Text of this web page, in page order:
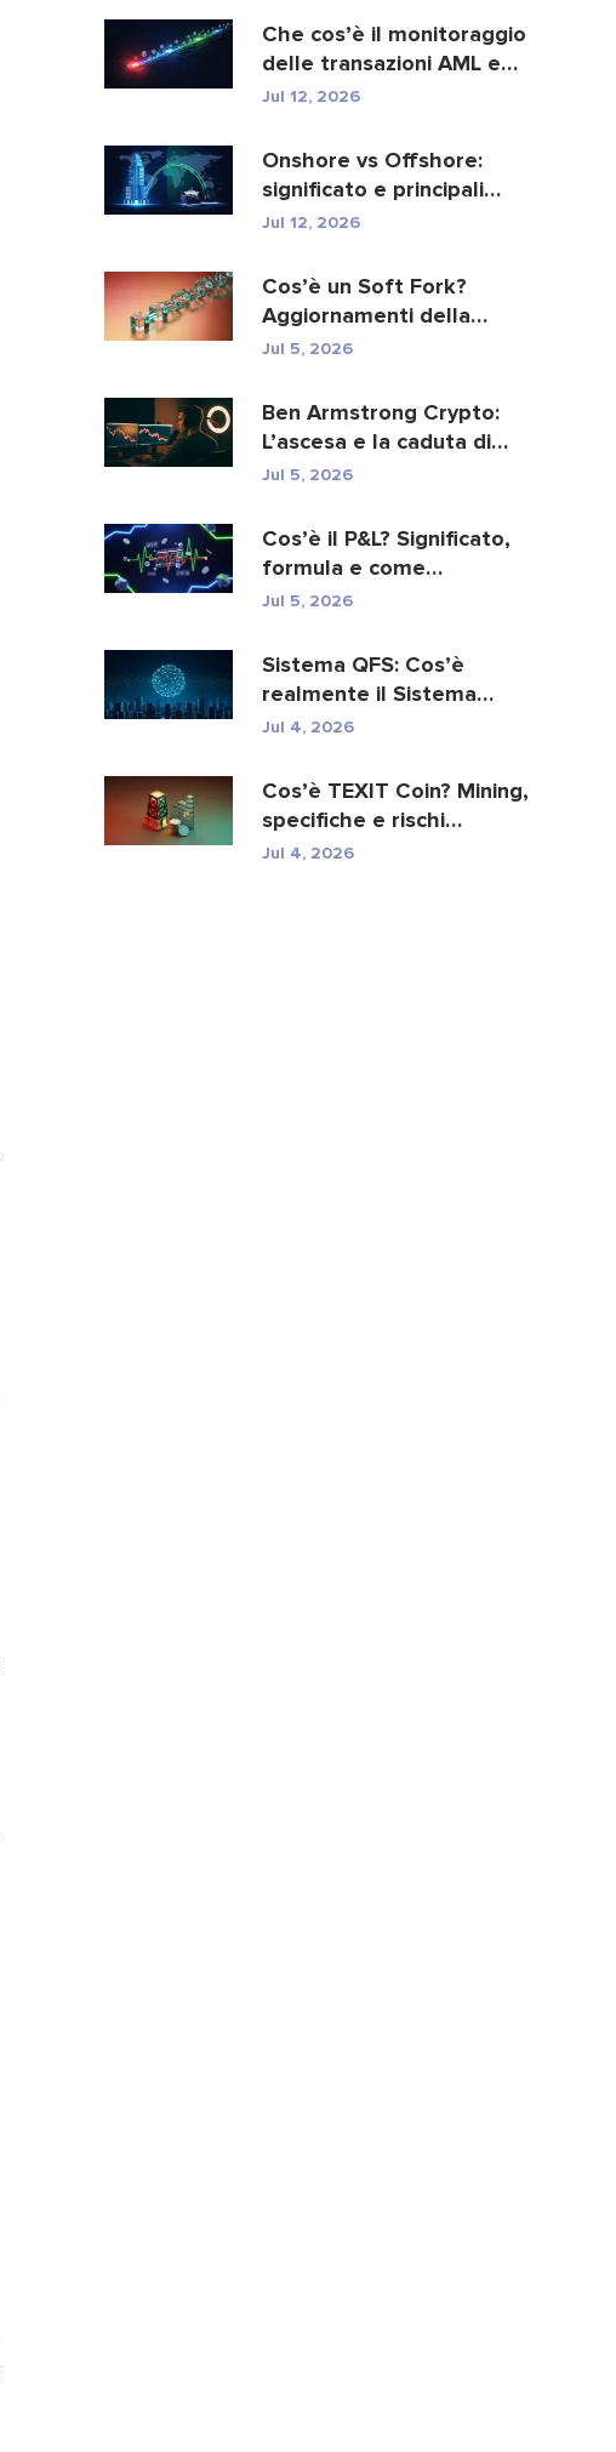
Che cos’è il monitoraggio
delle transazioni AML e
come funziona?
Jul 12, 2026
Onshore vs Offshore:
significato e principali
differenze spiegate
Jul 12, 2026
Cos’è un Soft Fork?
Aggiornamenti della
blockchain spiegati
Jul 5, 2026
Ben Armstrong Crypto:
L’ascesa e la caduta di
BitBoy
Jul 5, 2026
Cos’è il P&L? Significato,
formula e come
calcolarlo.
Jul 5, 2026
Sistema QFS: Cos’è
realmente il Sistema
Finanziario Quantistico...
Jul 4, 2026
Cos’è TEXIT Coin? Mining,
specifiche e rischi
normativi di TXC.
Jul 4, 2026